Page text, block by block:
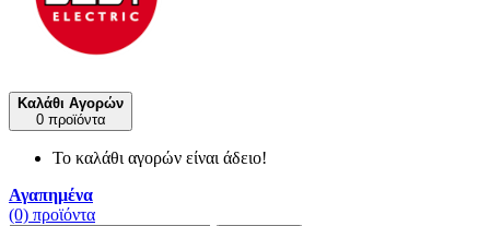
Καλάθι Αγορών
0 προϊόντα
Το καλάθι αγορών είναι άδειο!
Αγαπημένα
(0) προϊόντα